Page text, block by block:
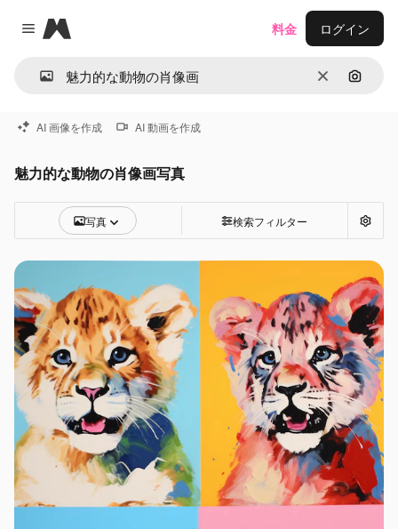
Close menu
Magnific
消去 画像で
料金 ログイン
AI 画像を作成 AI 動画を作成
魅力的な動物の肖像画写真
写真 検索フィルター